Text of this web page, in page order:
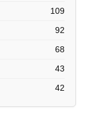
109
92
68
43
42